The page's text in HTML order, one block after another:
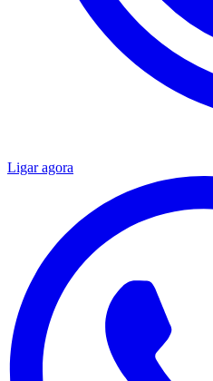
Ligar agora